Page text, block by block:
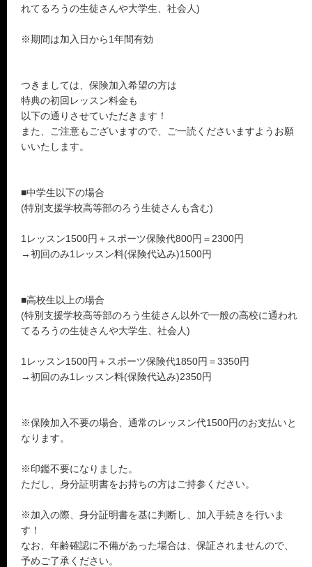
れてるろうの生徒さんや大学生、社会人)
※期間は加入日から1年間有効
つきましては、保険加入希望の方は
特典の初回レッスン料金も
以下の通りさせていただきます！
また、ご注意もございますので、ご一読くださいますようお願
いいたします。
■中学生以下の場合
(特別支援学校高等部のろう生徒さんも含む)
1レッスン1500円＋スポーツ保険代800円＝2300円
→初回のみ1レッスン料(保険代込み)1500円
■高校生以上の場合
(特別支援学校高等部のろう生徒さん以外で一般の高校に通われ
てるろうの生徒さんや大学生、社会人)
1レッスン1500円＋スポーツ保険代1850円＝3350円
→初回のみ1レッスン料(保険代込み)2350円
※保険加入不要の場合、通常のレッスン代1500円のお支払いと
なります。
※印鑑不要になりました。
ただし、身分証明書をお持ちの方はご持参ください。
※加入の際、身分証明書を基に判断し、加入手続きを行いま
す！
なお、年齢確認に不備があった場合は、保証されませんので、
予めご了承ください。